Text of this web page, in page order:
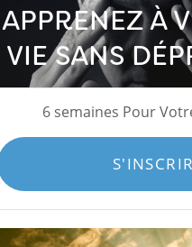
APPRENEZ À
VIE SANS
6 semaines Pour